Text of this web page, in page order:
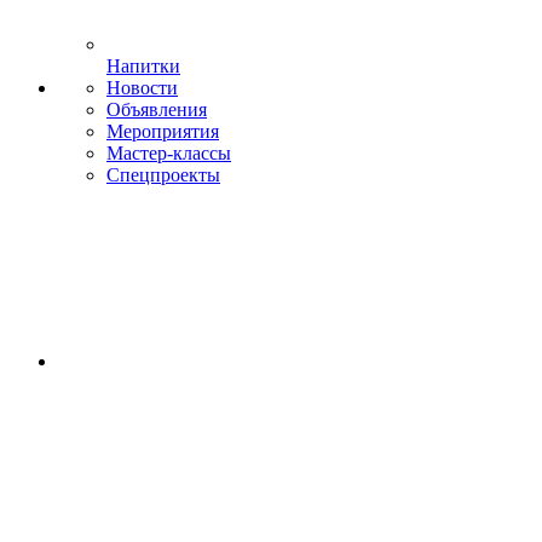
Напитки
Новости
Объявления
Мероприятия
Мастер-классы
Спецпроекты